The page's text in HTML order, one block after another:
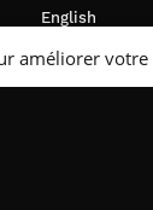
English
améliorer